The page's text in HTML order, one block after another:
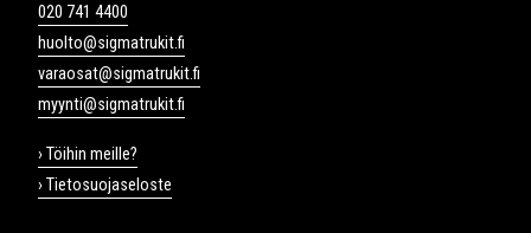
020 741 4400
huolto@sigmatrukit.fi
varaosat@sigmatrukit.fi
myynti@sigmatrukit.fi
› Töihin meille?
› Tietosuojaseloste